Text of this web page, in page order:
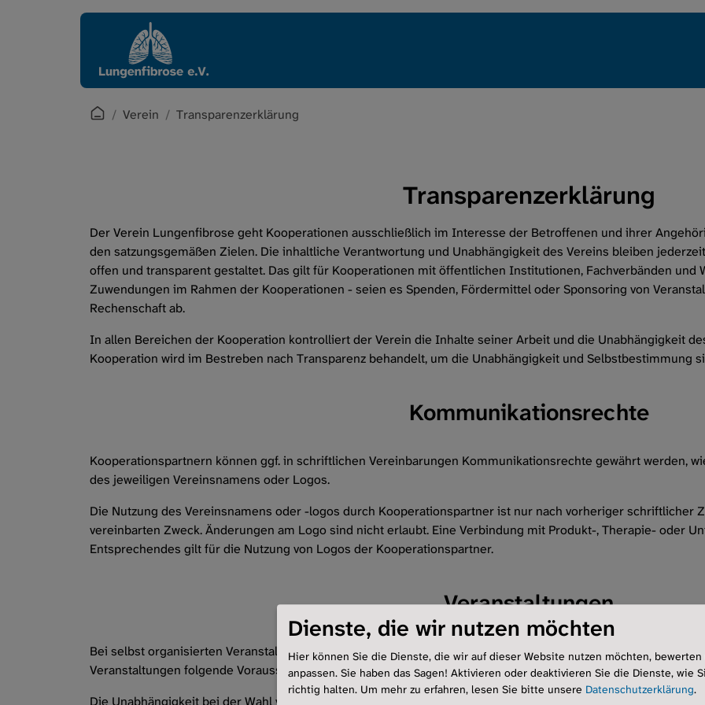
Startpage
Verein Transparenzerklärung
Transparenzerklärung
Der Verein Lungenfibrose geht Kooperationen ausschließlich im Interesse der Betroffenen und ihrer
den satzungsgemäßen Zielen. Die inhaltliche Verantwortung und Unabhängigkeit des Vereins bleiben
offen und transparent gestaltet. Das gilt für Kooperationen mit öffentlichen Institutionen, Fachverbänden und
Zuwendungen im Rahmen der Kooperationen - seien es Spenden, Fördermittel oder Sponsoring von
Rechenschaft ab.
In allen Bereichen der Kooperation kontrolliert der Verein die Inhalte seiner Arbeit und die Unabhängigkeit
Kooperation wird im Bestreben nach Transparenz behandelt, um die Unabhängigkeit und Selbstbestimmung
Kommunikationsrechte
Kooperationspartnern können ggf. in schriftlichen Vereinbarungen Kommunikationsrechte gewährt werden,
des jeweiligen Vereinsnamens oder Logos.
Die Nutzung des Vereinsnamens oder -logos durch Kooperationspartner ist nur nach vorheriger schriftlicher
vereinbarten Zweck. Änderungen am Logo sind nicht erlaubt. Eine Verbindung mit Produkt-, Therapie- oder
Entsprechendes gilt für die Nutzung von Logos der Kooperationspartner.
Veranstaltungen
Bei selbst organisierten Veranstaltungen soll die Unabhängigkeit und Selbstbestimmung gewahrt bleiben. Im
Veranstaltungen folgende Voraussetzungen:
Die Unabhängigkeit bei der Wahl von Veranstaltungsort, Referierenden sowie in Bezug auf Ablauf und
Dienste, die wir nutzen möchten
Hier können Sie die Dienste, die wir auf dieser Website nutzen möchten, bewerten
anpassen. Sie haben das Sagen! Aktivieren oder deaktivieren Sie die Dienste, wie
richtig halten. Um mehr zu erfahren, lesen Sie bitte unsere Datenschutzerklärung.
Intern